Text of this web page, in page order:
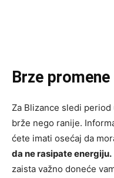
Brze
Za Blizance sledi
brže nego ranije.
ćete imati osećaj da
da ne rasipate energiju.
zaista važno doneće